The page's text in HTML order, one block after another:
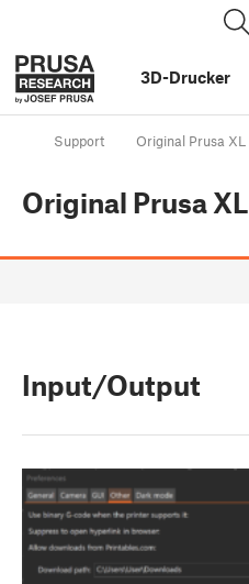
3D-Drucker
Support Original Prusa XL
Original Prusa XL
Input/Output